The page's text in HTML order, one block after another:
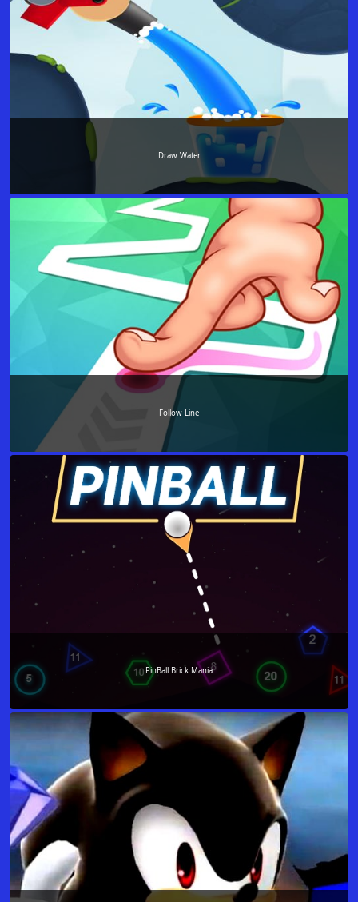
Draw Water
Follow Line
PinBall Brick Mania